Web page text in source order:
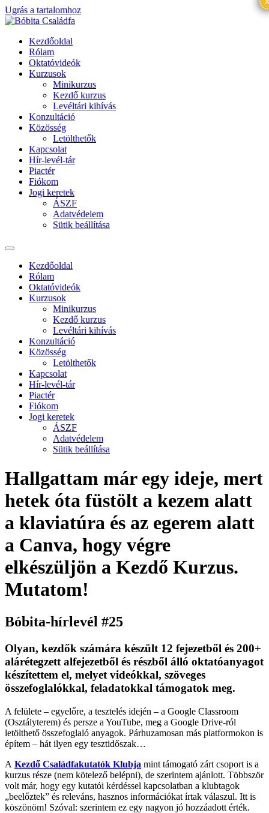
Ugrás a tartalomhoz
Kezdőoldal
Rólam
Oktatóvideók
Kurzusok
Minikurzus
Kezdő kurzus
Levéltári kihívás
Konzultáció
Közösség
Letölthetők
Kapcsolat
Hír-levél-tár
Piactér
Fiókom
Jogi keretek
ÁSZF
Adatvédelem
Sütik beállítása
Kezdőoldal
Rólam
Oktatóvideók
Kurzusok
Minikurzus
Kezdő kurzus
Levéltári kihívás
Konzultáció
Közösség
Letölthetők
Kapcsolat
Hír-levél-tár
Piactér
Fiókom
Jogi keretek
ÁSZF
Adatvédelem
Sütik beállítása
Hallgattam már egy ideje, mert
hetek óta füstölt a kezem alatt
a klaviatúra és az egerem alatt
a Canva, hogy végre
elkészüljön a Kezdő Kurzus.
Mutatom!
Bóbita-hírlevél #25
Olyan, kezdők számára készült 12 fejezetből és 200+
alárétegzett alfejezetből és részből álló oktatóanyagot
készítettem el, melyet videókkal, szöveges
összefoglalókkal, feladatokkal támogatok meg.
A felülete – egyelőre, a tesztelés idején – a Google Classroom
(Osztályterem) és persze a YouTube, meg a Google Drive-ról
letölthető összefoglaló anyagok. Párhuzamosan más platformokon is
építem – hát ilyen egy tesztidőszak…
A Kezdő Családfakutatók Klubja mint támogató zárt csoport is a
kurzus része (nem kötelező belépni), de szerintem ajánlott. Többször
volt már, hogy egy kutatói kérdéssel kapcsolatban a klubtagok
„beelőztek” és releváns, hasznos információkat írtak válaszul. Itt is
köszönöm! Szóval: szerintem ez egy nagyon jó hozzáadott érték.